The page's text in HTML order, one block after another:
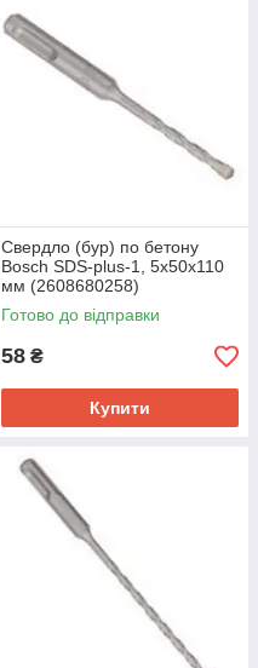
Свердло (бур) по бетону
Bosch SDS-plus-1, 5x50x110
мм (2608680258)
Готово до відправки
58 ₴
Купити